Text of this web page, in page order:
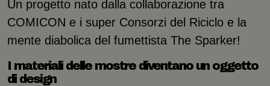
Un progetto nato dalla collaborazione tra
COMICON e i super Consorzi del Riciclo e la
mente diabolica del fumettista The Sparker!
I materiali delle mostre diventano un oggetto
di design